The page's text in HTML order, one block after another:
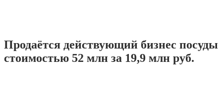
Продаётся действующий бизнес посуды
стоимостью 52 млн за 19,9 млн руб.